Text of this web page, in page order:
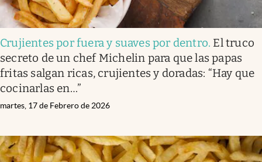
Crujientes por fuera y suaves por dentro. El truco
secreto de un chef Michelin para que las papas
fritas salgan ricas, crujientes y doradas: “Hay que
cocinarlas en…”
martes, 17 de Febrero de 2026